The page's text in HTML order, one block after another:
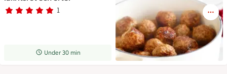
Betyg 5 av 5.
1
1 personer har röstat
Receptet tar Under 30 min att tillaga
Under 30 min